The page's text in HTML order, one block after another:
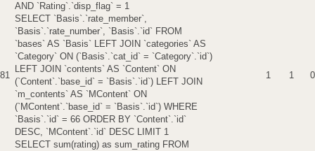
AND `Rating`.`disp_flag` = 1
81
SELECT `Basis`.`rate_member`,
`Basis`.`rate_number`, `Basis`.`id` FROM
`bases` AS `Basis` LEFT JOIN `categories` AS
`Category` ON (`Basis`.`cat_id` = `Category`.`id`)
LEFT JOIN `contents` AS `Content` ON
(`Content`.`base_id` = `Basis`.`id`) LEFT JOIN
`m_contents` AS `MContent` ON
(`MContent`.`base_id` = `Basis`.`id`) WHERE
`Basis`.`id` = 66 ORDER BY `Content`.`id`
DESC, `MContent`.`id` DESC LIMIT 1
1 1 0
SELECT sum(rating) as sum_rating FROM